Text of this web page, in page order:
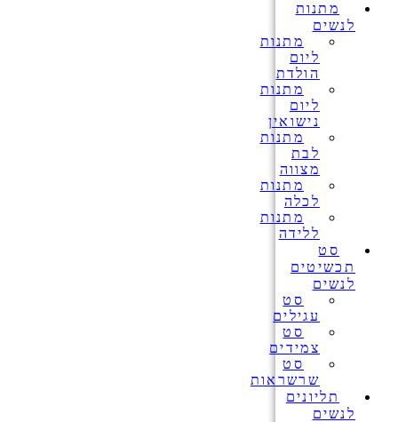
מתנות
לנשים
מתנות
ליום
הולדת
מתנות
ליום
נישואין
מתנות
לבת
מצווה
מתנות
לכלה
מתנות
ללידה
סט
תכשיטים
לנשים
סט
עגילים
סט
צמידים
סט
שרשראות
תליונים
לנשים